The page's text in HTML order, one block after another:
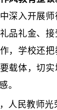
深入开展
品礼金、
，学校还
载体，切
。
民教师光